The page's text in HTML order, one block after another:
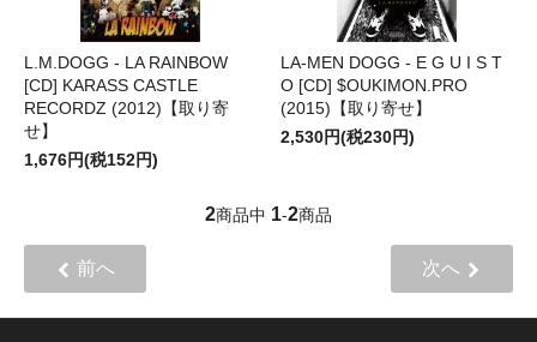
L.M.DOGG - LA RAINBOW
[CD] KARASS CASTLE
RECORDZ (2012)【取り寄
せ】
1,676円(税152円)
LA-MEN DOGG - E G U I S T
O [CD] $OUKIMON.PRO
(2015)【取り寄せ】
2,530円(税230円)
2商品中 1-2商品
前へ 次へ